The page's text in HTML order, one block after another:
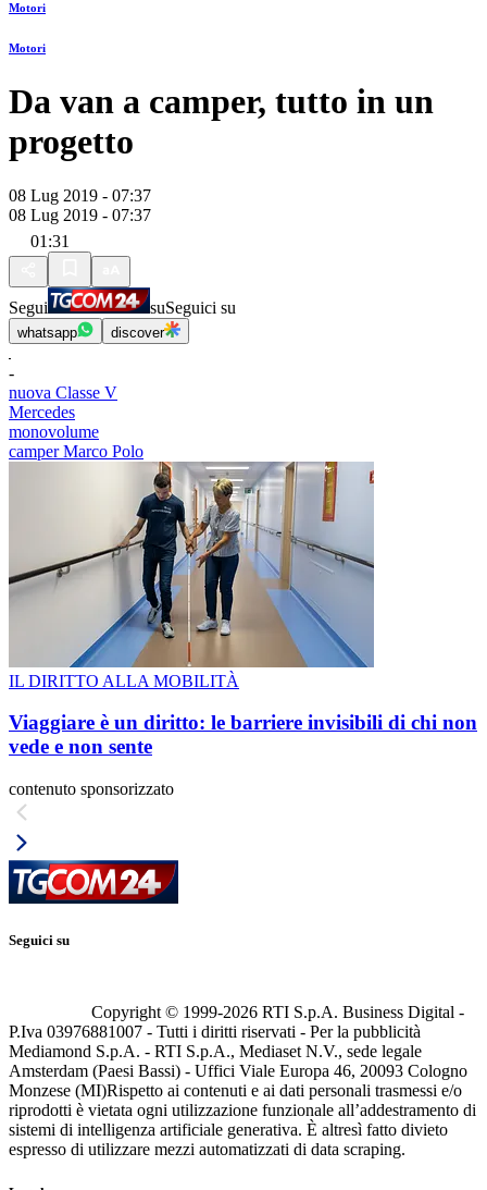
Motori
Motori
Da van a camper, tutto in un
progetto
08 Lug 2019 - 07:37
08 Lug 2019 - 07:37
01:31
Segui suSeguici su
whatsapp discover
-
nuova Classe V
Mercedes
monovolume
camper Marco Polo
IL DIRITTO ALLA MOBILITÀ
Viaggiare è un diritto: le barriere invisibili di chi non
vede e non sente
contenuto sponsorizzato
Seguici su
Copyright © 1999-2026 RTI S.p.A. Business Digital -
P.Iva 03976881007 - Tutti i diritti riservati - Per la pubblicità
Mediamond S.p.A. - RTI S.p.A., Mediaset N.V., sede legale
Amsterdam (Paesi Bassi) - Uffici Viale Europa 46, 20093 Cologno
Monzese (MI)Rispetto ai contenuti e ai dati personali trasmessi e/o
riprodotti è vietata ogni utilizzazione funzionale all’addestramento di
sistemi di intelligenza artificiale generativa. È altresì fatto divieto
espresso di utilizzare mezzi automatizzati di data scraping.